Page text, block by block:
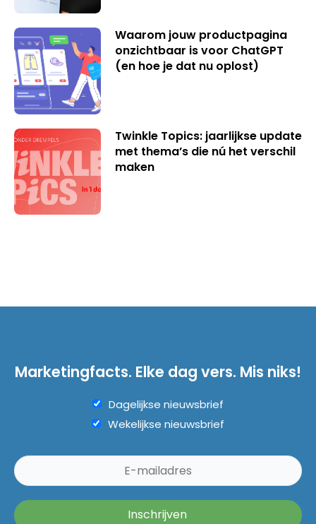
Waarom jouw productpagina
onzichtbaar is voor ChatGPT
(en hoe je dat nu oplost)
Twinkle Topics: jaarlijkse update
met thema’s die nú het verschil
maken
Marketingfacts. Elke dag vers. Mis niks!
Dagelijkse nieuwsbrief
Wekelijkse nieuwsbrief